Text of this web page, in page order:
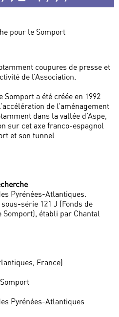
pour le Somport
coupures de presse et
de l’Association.
Somport a été créée en 1992
de l’aménagement
dans la vallée d’Aspe,
sur cet axe franco-espagnol
et son tunnel.
Pyrénées-Atlantiques.
série 121 J (Fonds de
Somport), établi par Chantal
France)
Pyrénées-Atlantiques